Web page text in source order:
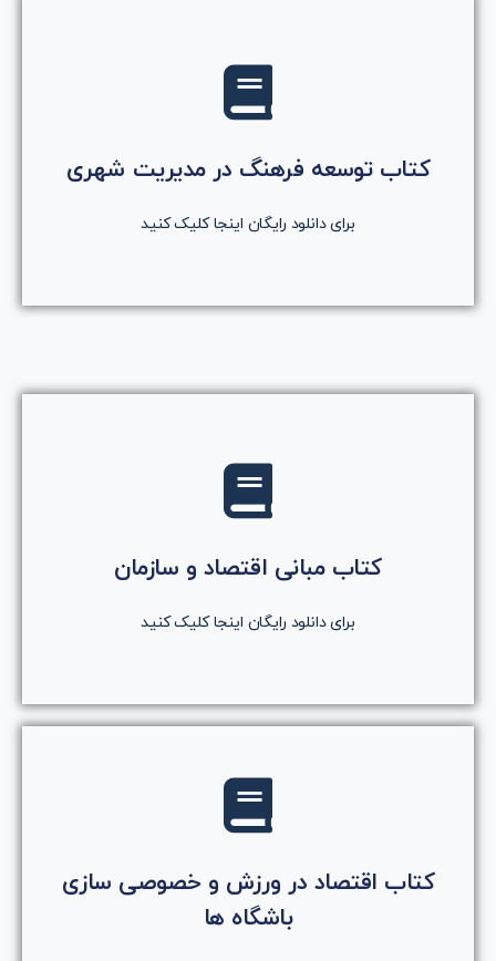
کتاب توسعه فرهنگ در مدیریت شهری
برای دانلود رایگان اینجا کلیک کنید
دانلود رایگان کتاب
روی دکمه کلیک کنید
کلیک کنید
کتاب مبانی اقتصاد و سازمان
برای دانلود رایگان اینجا کلیک کنید
دانلود رایگان کتاب
روی دکمه کلیک کنید
کلیک کنید
کتاب اقتصاد در ورزش و خصوصی سازی
باشگاه ها
روی دکمه کلیک کنید
کلیک کنید